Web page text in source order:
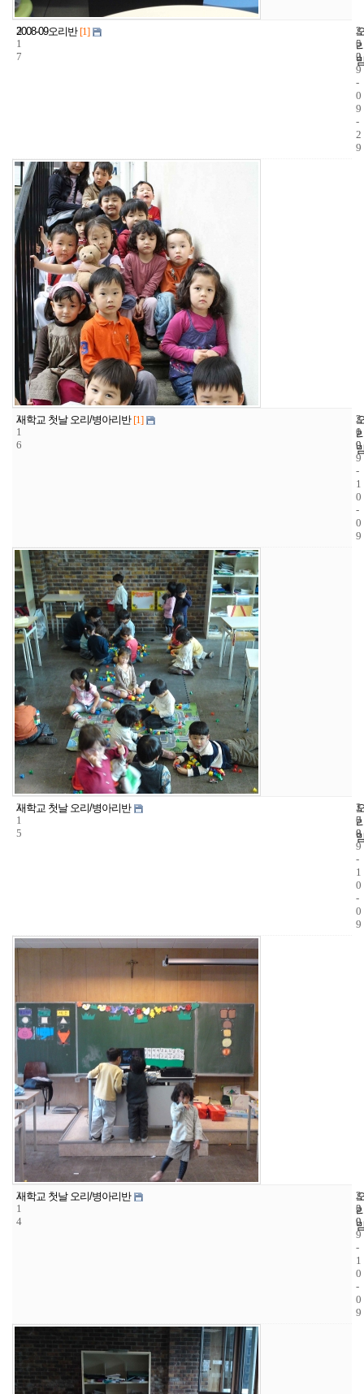
3
1
7
2008-09오리반 [1]
2
5
2
2
0
0
9
-
0
9
-
2
9
3
1
6
새학교 첫날 오리/병아리반 [1]
2
1
9
2
0
0
9
-
1
0
-
0
9
3
1
5
새학교 첫날 오리/병아리반
1
7
8
2
0
0
9
-
1
0
-
0
9
3
1
4
새학교 첫날 오리/병아리반
2
2
9
2
0
0
9
-
1
0
-
0
9